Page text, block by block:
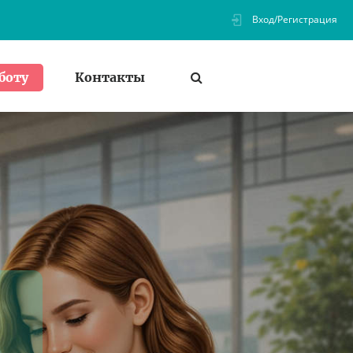
Вход/Регистрация
Контакты